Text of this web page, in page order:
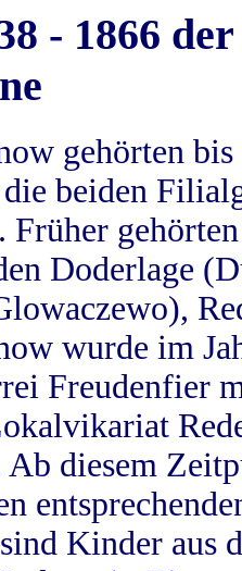
- 1866
gehörten
beiden
Früher
Doderlage
wurde im
Freudenfier
diesem
Kinder aus